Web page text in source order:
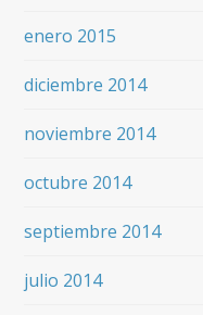
enero 2015
diciembre 2014
noviembre 2014
octubre 2014
septiembre 2014
julio 2014